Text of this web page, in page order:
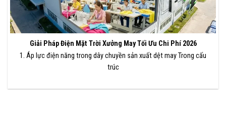
Giải Pháp Điện Mặt Trời Xưởng May Tối Ưu Chi Phí 2026
1. Áp lực điện năng trong dây chuyền sản xuất dệt may Trong cấu
trúc